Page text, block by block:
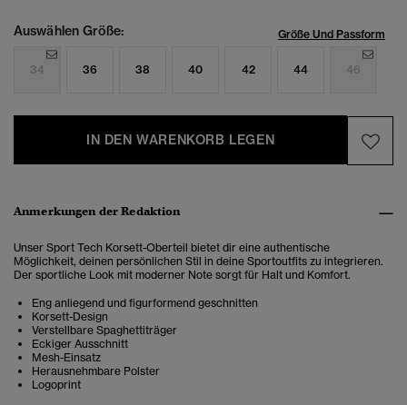
Auswählen Größe: Größe Und Passform
34 36 38 40 42 44 46
IN DEN WARENKORB LEGEN
Anmerkungen der Redaktion
Unser Sport Tech Korsett-Oberteil bietet dir eine authentische
Möglichkeit, deinen persönlichen Stil in deine Sportoutfits zu integrieren.
Der sportliche Look mit moderner Note sorgt für Halt und Komfort.
Eng anliegend und figurformend geschnitten
Korsett-Design
Verstellbare Spaghettiträger
Eckiger Ausschnitt
Mesh-Einsatz
Herausnehmbare Polster
Logoprint